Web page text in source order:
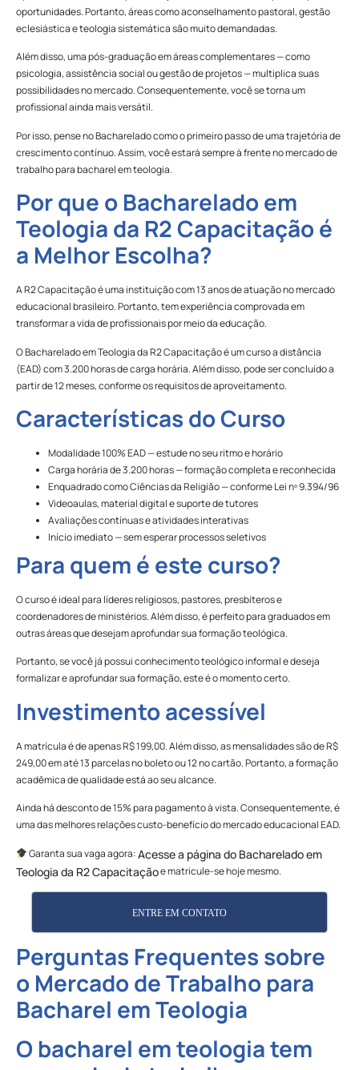
oportunidades. Portanto, áreas como aconselhamento pastoral, gestão
eclesiástica e teologia sistemática são muito demandadas.
Além disso, uma pós-graduação em áreas complementares — como
psicologia, assistência social ou gestão de projetos — multiplica suas
possibilidades no mercado. Consequentemente, você se torna um
profissional ainda mais versátil.
Por isso, pense no Bacharelado como o primeiro passo de uma trajetória de
crescimento contínuo. Assim, você estará sempre à frente no mercado de
trabalho para bacharel em teologia.
Por que o Bacharelado em
Teologia da R2 Capacitação é
a Melhor Escolha?
A R2 Capacitação é uma instituição com 13 anos de atuação no mercado
educacional brasileiro. Portanto, tem experiência comprovada em
transformar a vida de profissionais por meio da educação.
O Bacharelado em Teologia da R2 Capacitação é um curso a distância
(EAD) com 3.200 horas de carga horária. Além disso, pode ser concluído a
partir de 12 meses, conforme os requisitos de aproveitamento.
Características do Curso
Modalidade 100% EAD — estude no seu ritmo e horário
Carga horária de 3.200 horas — formação completa e reconhecida
Enquadrado como Ciências da Religião — conforme Lei nº 9.394/96
Videoaulas, material digital e suporte de tutores
Avaliações contínuas e atividades interativas
Início imediato — sem esperar processos seletivos
Para quem é este curso?
O curso é ideal para líderes religiosos, pastores, presbíteros e
coordenadores de ministérios. Além disso, é perfeito para graduados em
outras áreas que desejam aprofundar sua formação teológica.
Portanto, se você já possui conhecimento teológico informal e deseja
formalizar e aprofundar sua formação, este é o momento certo.
Investimento acessível
A matrícula é de apenas R$ 199,00. Além disso, as mensalidades são de R$
249,00 em até 13 parcelas no boleto ou 12 no cartão. Portanto, a formação
acadêmica de qualidade está ao seu alcance.
Ainda há desconto de 15% para pagamento à vista. Consequentemente, é
uma das melhores relações custo-benefício do mercado educacional EAD.
Garanta sua vaga agora:Acesse a página do Bacharelado em
Teologia da R2 Capacitaçãoe matricule-se hoje mesmo.
ENTRE EM CONTATO
Perguntas Frequentes sobre
o Mercado de Trabalho para
Bacharel em Teologia
O bacharel em teologia tem